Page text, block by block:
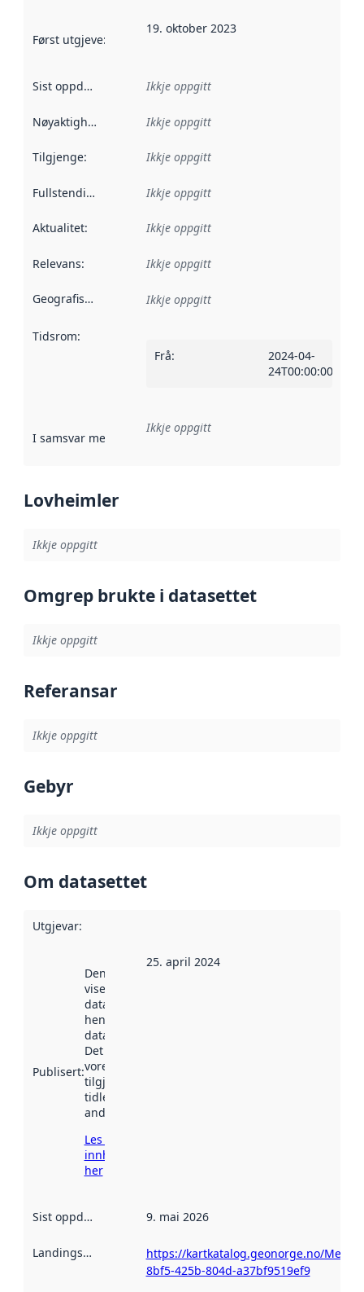
Først utgjeve:
19. oktober 2023
Sist oppdatert Ikkje oppgitt
Nøyaktigheit Ikkje oppgitt
Tilgjenge: Ikkje oppgitt
Fullstendigheit Ikkje oppgitt
Aktualitet: Ikkje oppgitt
Relevans: Ikkje oppgitt
Geografisk område Ikkje oppgitt
Tidsrom:
Frå:
2024-04-
24T00:00:00Z
I samsvar med Referanse til ei implementeringsregel eller
Ikkje oppgitt
Lovheimler
Ikkje oppgitt
Omgrep brukte i datasettet
Ikkje oppgitt
Referansar
Ikkje oppgitt
Gebyr
Ikkje oppgitt
Om datasettet
Utgjevar:
Publisert:
Denne datoen
viser når
datasettet vart
henta inn av
data.norge.no.
Det kan ha
vore
tilgjengeleg
tidlegare
andre stader.
Les meir om
innhenting
her
25. april 2024
Sist oppdatert 9. mai 2026
Landingsside
https://kartkatalog.geonorge.no/
8bf5-425b-804d-a37bf9519ef9